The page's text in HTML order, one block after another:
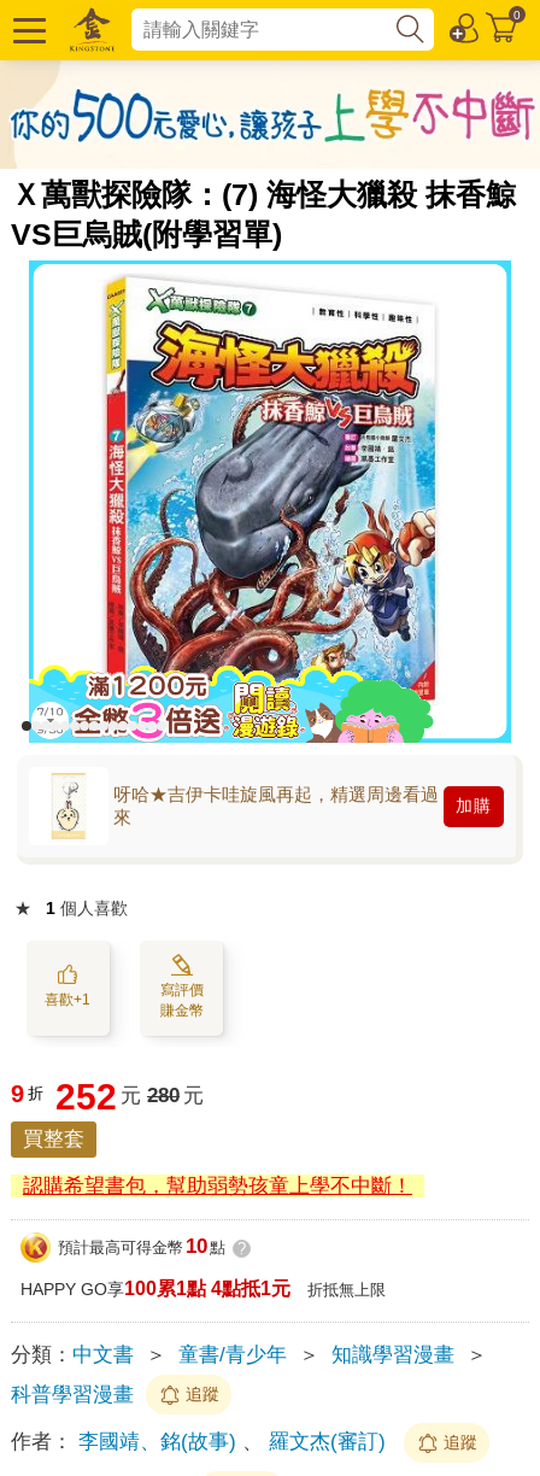
0
Ｘ萬獸探險隊：(7) 海怪大獵殺 抹香鯨
VS巨烏賊(附學習單)
呀哈★吉伊卡哇旋風再起，精選周邊看過
來
加購
★ 1 個人喜歡
喜歡+1
寫評價
賺金幣
9 折 252 元 280 元
買整套
認購希望書包，幫助弱勢孩童上學不中斷！
預計最高可得金幣 10點 ?
HAPPY GO享100累1點 4點抵1元 折抵無上限
分類： 中文書 ＞ 童書/青少年 ＞ 知識學習漫畫
＞
科普學習漫畫
追蹤
作者： 李國靖、銘(故事) 、 羅文杰(審訂) 追蹤